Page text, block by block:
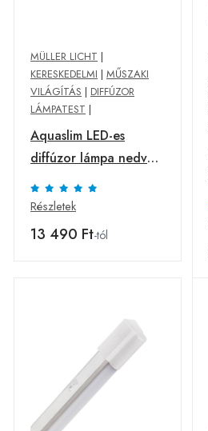
MÜLLER LICHT |
KERESKEDELMI | MŰSZAKI
VILÁGÍTÁS | DIFFÚZOR
LÁMPATEST |
Aquaslim LED-es
diffúzor lámpa nedves
helyiségekbe, hossza
150 cm
Részletek
13 490 Ft-tól